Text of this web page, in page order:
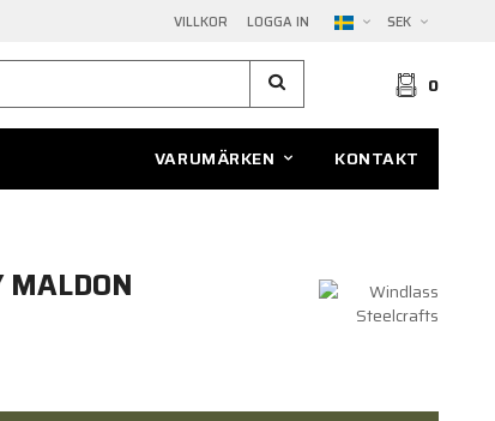
VILLKOR LOGGA IN SEK
0
VARUMÄRKEN KONTAKT
MALDON